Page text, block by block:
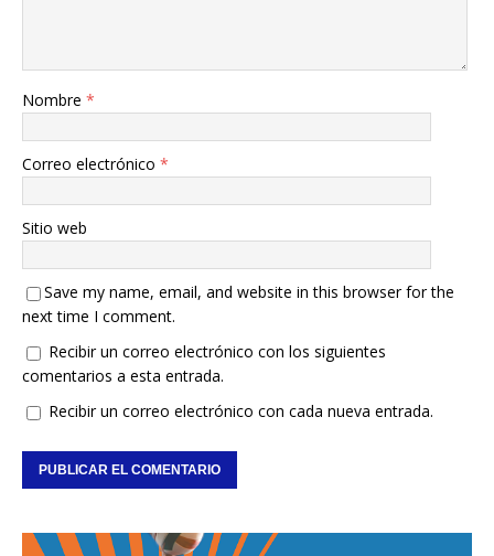
Nombre *
Correo electrónico *
Sitio web
Save my name, email, and website in this browser for the
next time I comment.
Recibir un correo electrónico con los siguientes
comentarios a esta entrada.
Recibir un correo electrónico con cada nueva entrada.